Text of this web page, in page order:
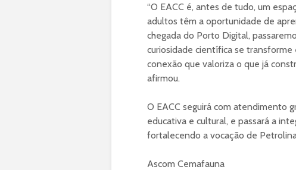
“O EACC é, antes de tudo, um
adultos têm a oportunidade de
chegada do Porto Digital,
curiosidade científica se
conexão que valoriza o que já
afirmou.
O EACC seguirá com atendimento
educativa e cultural, e passará a
fortalecendo a vocação de
Ascom Cemafauna